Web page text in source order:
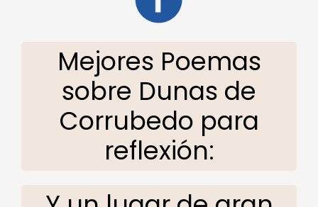
Mejores Poemas
sobre Dunas de
Corrubedo para
reflexión: